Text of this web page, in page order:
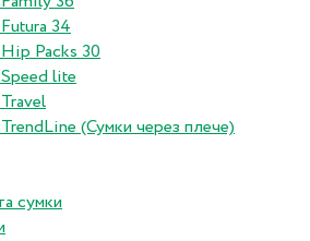
34
Packs 30
lite
(Сумки через плече)
сумки